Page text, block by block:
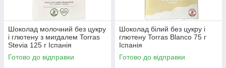
Шоколад молочний без цукру
і глютену з мигдалем Torras
Stevia 125 г Іспанія
Готово до відправки
Шоколад білий без цукру і
глютену Torras Blanco 75 г
Іспанія
Готово до відправки